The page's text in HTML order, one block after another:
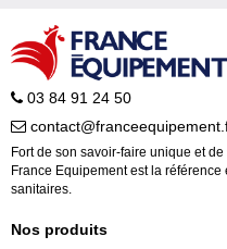
03 84 91 24 50
Fort de son savoir-faire unique et
France Equipement est la
sanitaires.
Nos produits